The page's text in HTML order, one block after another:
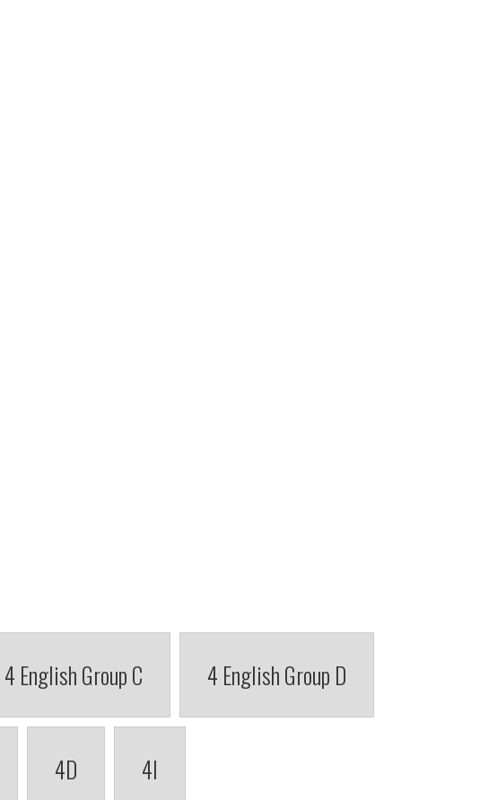
4 English Group C 4 English Group D
4D 4I